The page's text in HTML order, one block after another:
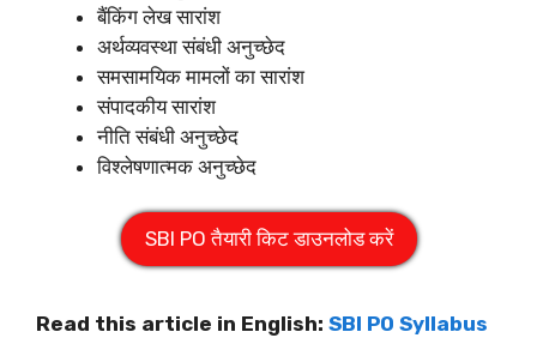
बैंकिंग लेख सारांश
अर्थव्यवस्था संबंधी अनुच्छेद
समसामयिक मामलों का सारांश
संपादकीय सारांश
नीति संबंधी अनुच्छेद
विश्लेषणात्मक अनुच्छेद
SBI PO तैयारी किट डाउनलोड करें
Read this article in English: SBI PO Syllabus